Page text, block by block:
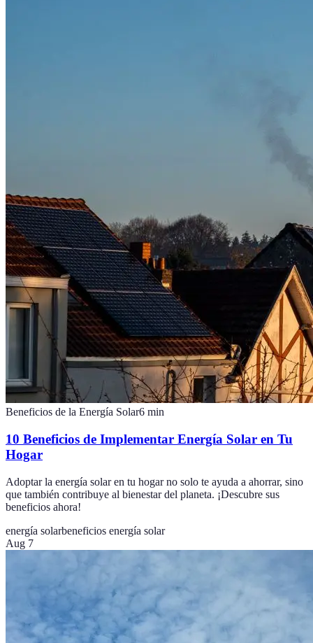
Beneficios de la Energía Solar6 min
10 Beneficios de Implementar Energía Solar en Tu
Hogar
Adoptar la energía solar en tu hogar no solo te ayuda a ahorrar, sino
que también contribuye al bienestar del planeta. ¡Descubre sus
beneficios ahora!
energía solarbeneficios energía solar
Aug 7